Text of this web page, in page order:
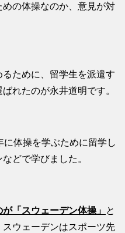
の体操なのか、意見が対
ために、留学生を派遣す
れたのが永井道明です。
体操を学ぶために留学し
どで学びました。
「スウェーデン体操」 と
ウェーデンはスポーツ先